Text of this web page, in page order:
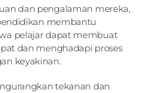
dan pengalaman mereka,
membantu
pelajar dapat membuat
dan menghadapi proses
keyakinan.
tekanan dan